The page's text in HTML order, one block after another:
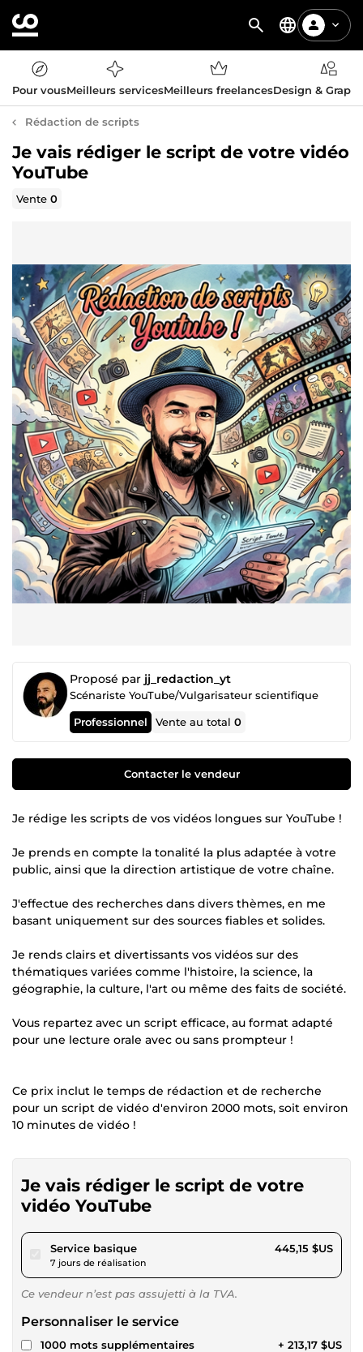
Pour vousMeilleurs servicesMeilleurs freelancesDesign &
Rédaction de scripts
Je vais rédiger le script de votre vidéo
YouTube
Vente0
Proposé par jj_redaction_yt
Scénariste YouTube/Vulgarisateur scientifique
Professionnel Vente au total0
Contacter le vendeur
Je rédige les scripts de vos vidéos longues sur YouTube !
Je prends en compte la tonalité la plus adaptée à votre
public, ainsi que la direction artistique de votre chaîne.
J'effectue des recherches dans divers thèmes, en me
basant uniquement sur des sources fiables et solides.
Je rends clairs et divertissants vos vidéos sur des
thématiques variées comme l'histoire, la science, la
géographie, la culture, l'art ou même des faits de société.
Vous repartez avec un script efficace, au format adapté
pour une lecture orale avec ou sans prompteur !
Ce prix inclut le temps de rédaction et de recherche
pour un script de vidéo d'environ 2000 mots, soit environ
10 minutes de vidéo !
Je vais rédiger le script de votre
vidéo YouTube
Service basiquepour 410,27 $US
7 jours de réalisation
445,15 $US
Ce vendeur n’est pas assujetti à la TVA.
Personnaliser le service
1000 mots supplémentaires + 213,17 $US